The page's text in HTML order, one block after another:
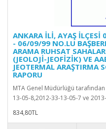
ANKARA İLİ, AYAŞ
- 06/09/99 NO.LU
ARAMA RUHSAT
(JEOLOJİ-JEOFİZİK) VE
JEOTERMAL ARAŞTIRMA
RAPORU
MTA Genel Müdürlüğü
13-05-8,2012-33-13-05-7 ve
834,80TL